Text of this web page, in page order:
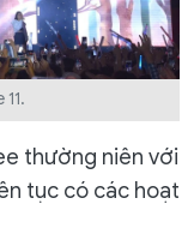
thường niên với
tục có các hoạt